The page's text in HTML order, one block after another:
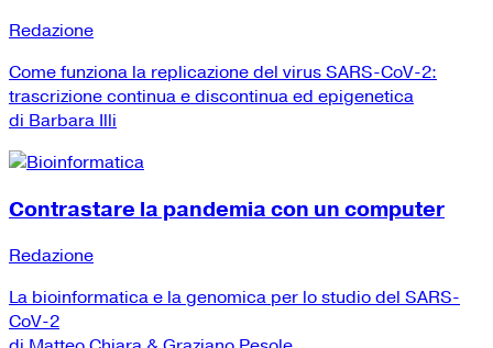
Redazione
Come funziona la replicazione del virus SARS-CoV-2:
trascrizione continua e discontinua ed epigenetica
di Barbara Illi
Contrastare la pandemia con un computer
Redazione
La bioinformatica e la genomica per lo studio del SARS-
CoV-2